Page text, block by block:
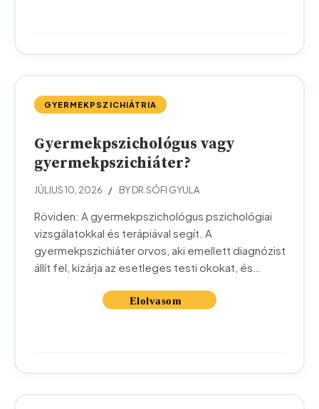
GYERMEKPSZICHIÁTRIA
Gyermekpszichológus vagy
gyermekpszichiáter?
JÚLIUS 10, 2026 BY DR.SÓFI GYULA
Röviden: A gyermekpszichológus pszichológiai
vizsgálatokkal és terápiával segít. A
gyermekpszichiáter orvos, aki emellett diagnózist
állít fel, kizárja az esetleges testi okokat, és
alkalmazhat. Ha nem tudja eldönteni, melyik